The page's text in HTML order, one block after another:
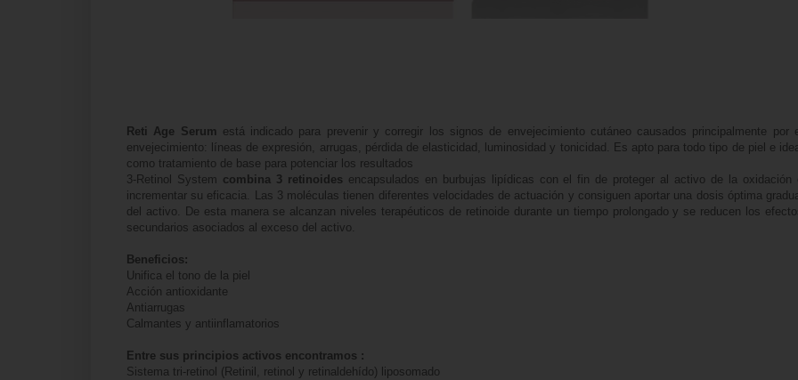
Reti Age Serum está indicado para prevenir y corregir los signos de envejecimiento cutáneo causados principalmente por
envejecimiento: líneas de expresión, arrugas, pérdida de elasticidad, luminosidad y tonicidad. Es apto para todo tipo de piel e
como tratamiento de base para potenciar los resultados
3-Retinol System combina 3 retinoides encapsulados en burbujas lipídicas con el fin de proteger al activo de la oxidación
incrementar su eficacia. Las 3 moléculas tienen diferentes velocidades de actuación y consiguen aportar una dosis óptima
del activo. De esta manera se alcanzan niveles terapéuticos de retinoide durante un tiempo prolongado y se reducen los
secundarios asociados al exceso del activo.
Beneficios:
Unifica el tono de la piel
Acción antioxidante
Antiarrugas
Calmantes y antiinflamatorios
Entre sus principios activos encontramos :
Sistema tri-retinol (Retinil, retinol y retinaldehído) liposomado